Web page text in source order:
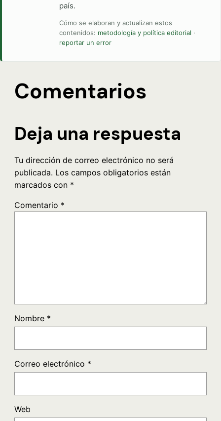
país.
Cómo se elaboran y actualizan estos
contenidos: metodología y política editorial ·
reportar un error
Comentarios
Deja una respuesta
Tu dirección de correo electrónico no será
publicada. Los campos obligatorios están
marcados con *
Comentario *
Nombre *
Correo electrónico *
Web